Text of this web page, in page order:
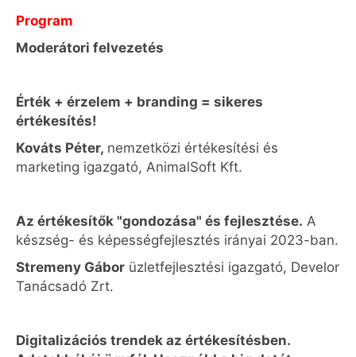
Program
Moderátori felvezetés
Érték + érzelem + branding = sikeres
értékesítés!
Kováts Péter, nemzetközi értékesítési és
marketing igazgató, AnimalSoft Kft.
Az értékesítők "gondozása" és fejlesztése. A
készség- és képességfejlesztés irányai 2023-ban.
Stremeny Gábor üzletfejlesztési igazgató, Develor
Tanácsadó Zrt.
Digitalizációs trendek az értékesítésben.